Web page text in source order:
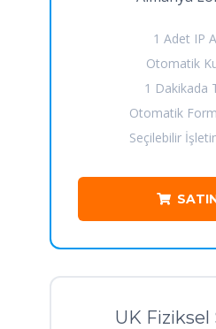
1 Adet IP
Otomatik
1 Dakikada
Otomatik
Seçilebilir
UK Fiziksel